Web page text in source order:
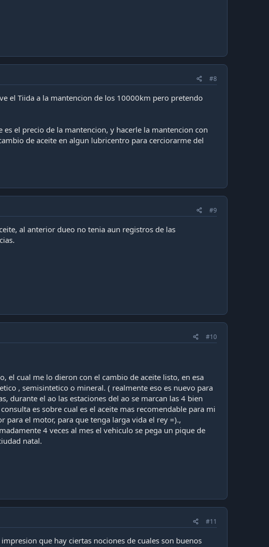
#8
el Tiida a la mantencion de los 10000km pero pretendo
el precio de la mantencion, y hacerle la mantencion con
de aceite en algun lubricentro para cerciorarme del
#9
al anterior dueo no tenia aun registros de las
#10
el cual me lo dieron con el cambio de aceite listo, en esa
, semisintetico o mineral. ( realmente eso es nuevo para
durante el ao las estaciones del ao se marcan las 4 bien
es sobre cual es el aceite mas recomendable para mi
para el motor, para que tenga larga vida el rey =).,
4 veces al mes el vehiculo se pega un pique de
natal.
#11
que hay ciertas nociones de cuales son buenos